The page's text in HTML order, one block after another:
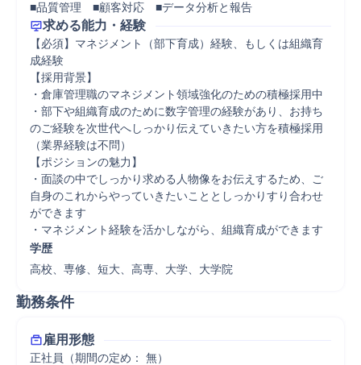
■品質管理　■顧客対応　■データ分析と報告
求める能力・経験
【必須】マネジメント（部下育成）経験、もしくは組織育
成経験
【採用背景】
・倉庫管理職のマネジメント領域強化のための積極採用中
・部下や組織育成のために数字管理の経験があり、お持ち
のご経験を次世代へしっかり伝えていきたい方を積極採用
（業界経験は不問）
【ポジションの魅力】
・面談の中でしっかり求める人物像をお伝えするため、ご
自身のこれからやっていきたいこととしっかりすり合わせ
ができます
・マネジメント経験を活かしながら、組織育成ができます
学歴
高校、専修、短大、高専、大学、大学院
勤務条件
雇用形態
正社員（期間の定め： 無）